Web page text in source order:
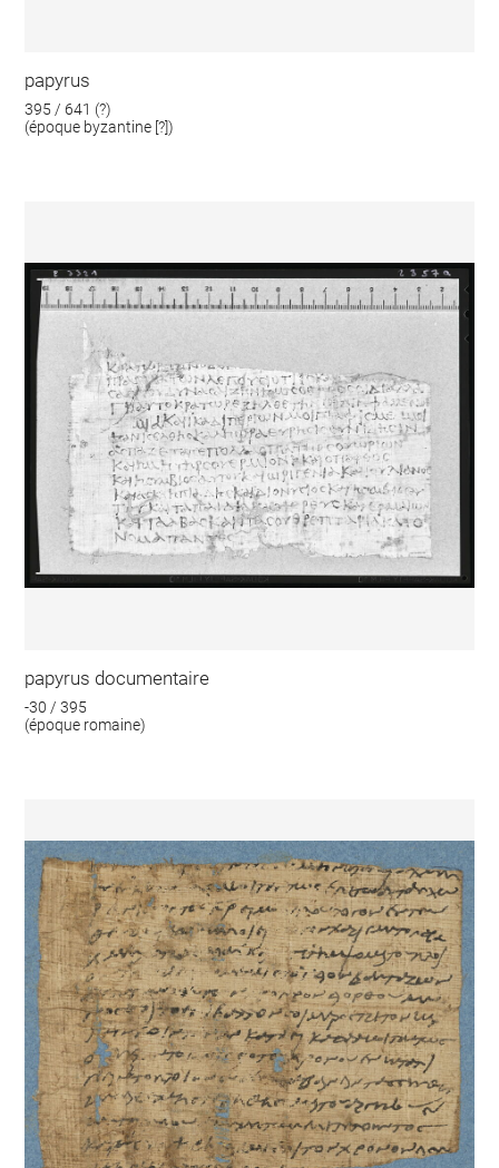
papyrus
395 / 641 (?)
(époque byzantine [?])
papyrus documentaire
-30 / 395
(époque romaine)